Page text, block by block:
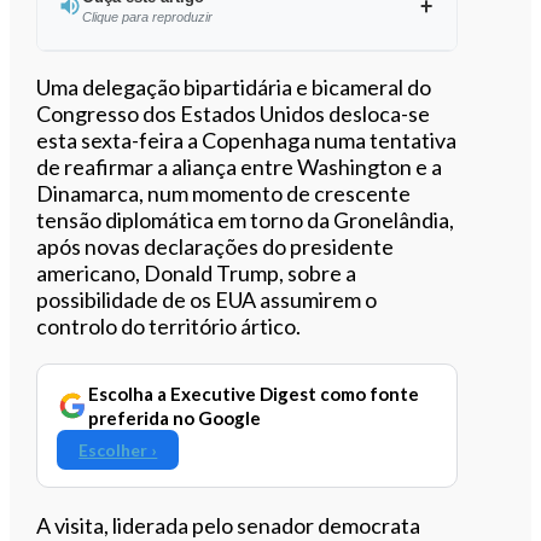
Clique para reproduzir
Ouvir este artigo
Uma delegação bipartidária e bicameral do
Congresso dos Estados Unidos desloca-se
esta sexta-feira a Copenhaga numa tentativa
de reafirmar a aliança entre Washington e a
Dinamarca, num momento de crescente
tensão diplomática em torno da Gronelândia,
após novas declarações do presidente
americano, Donald Trump, sobre a
possibilidade de os EUA assumirem o
controlo do território ártico.
Escolha a Executive Digest como fonte
preferida no Google
Escolher ›
A visita, liderada pelo senador democrata